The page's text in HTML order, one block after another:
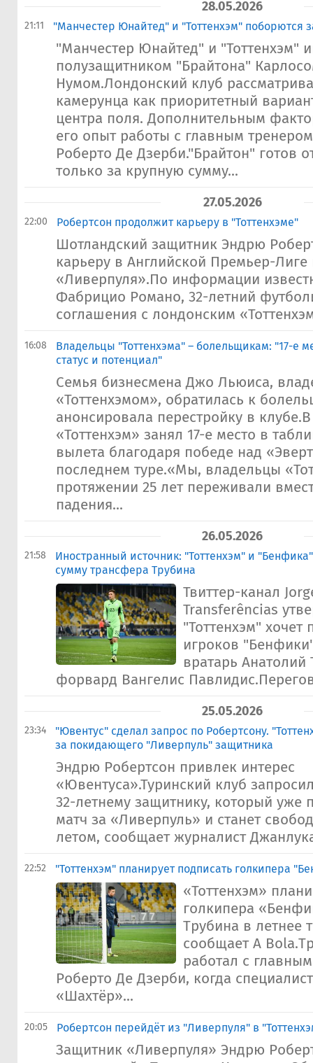
28.05.2026
21:11 "Манчестер Юнайтед" и "Тоттенхэм" поборются
"Манчестер Юнайтед" и "Тоттенхэм"
полузащитником "Брайтона"
Нумом.Лондонский клуб
камерунца как приоритетный
центра поля. Дополнительным
его опыт работы с главным
Роберто Де Дзерби."Брайтон" готов
только за крупную сумму...
27.05.2026
22:00 Робертсон продолжит карьеру в "Тоттенхэме"
Шотландский защитник Эндрю
карьеру в Английской Премьер-Лиге
«Ливерпуля».По информации
Фабрицио Романо, 32-летний
соглашения с лондонским
16:08
Владельцы "Тоттенхэма" – болельщикам: "17-е
статус и потенциал"
Семья бизнесмена Джо Льюиса,
«Тоттенхэмом», обратилась к
анонсировала перестройку в
«Тоттенхэм» занял 17-е место в
вылета благодаря победе над
последнем туре.«Мы, владельцы
протяжении 25 лет переживали
падения...
26.05.2026
21:58
Иностранный источник: "Тоттенхэм" и
сумму трансфера Трубина
Твиттер-канал
Transferências
"Тоттенхэм" хочет
игроков
вратарь
форвард Вангелис
25.05.2026
23:34
"Ювентус" сделал запрос по Робертсону.
за покидающего "Ливерпуль" защитника
Эндрю Робертсон привлек интерес
«Ювентуса».Туринский клуб
32-летнему защитнику, который уже
матч за «Ливерпуль» и станет
летом, сообщает журналист
22:52 "Тоттенхэм" планирует подписать голкипера
«Тоттенхэм»
голкипера
Трубина в летнее
сообщает A
работал с
Роберто Де Дзерби, когда
«Шахтёр»...
20:05 Робертсон перейдёт из "Ливерпуля" в
Защитник «Ливерпуля» Эндрю